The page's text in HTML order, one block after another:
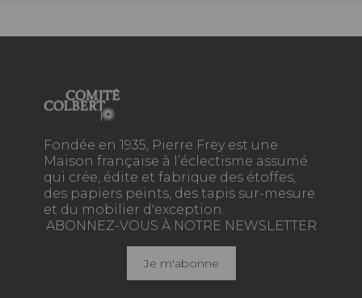
Fondée en 1935, Pierre Frey est une
Maison française à l’éclectisme assumé
qui crée, édite et fabrique des étoffes,
des papiers peints, des tapis sur-mesure
et du mobilier d'exception.
ABONNEZ-VOUS À NOTRE NEWSLETTER
Je m'abonne